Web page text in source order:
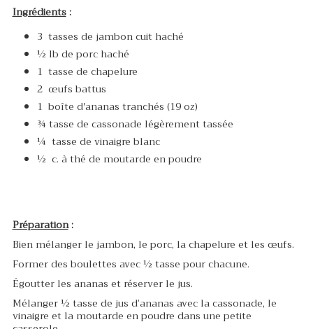
Ingrédients:
3 tasses de jambon cuit haché
½ lb de porc haché
1 tasse de chapelure
2 œufs battus
1 boîte d'ananas tranchés (19 oz)
¾ tasse de cassonade légèrement tassée
¼ tasse de vinaigre blanc
½ c. à thé de moutarde en poudre
Préparation:
Bien mélanger le jambon, le porc, la chapelure et les œufs.
Former des boulettes avec ½ tasse pour chacune.
Égoutter les ananas et réserver le jus.
Mélanger ½ tasse de jus d’ananas avec la cassonade, le
vinaigre et la moutarde en poudre dans une petite